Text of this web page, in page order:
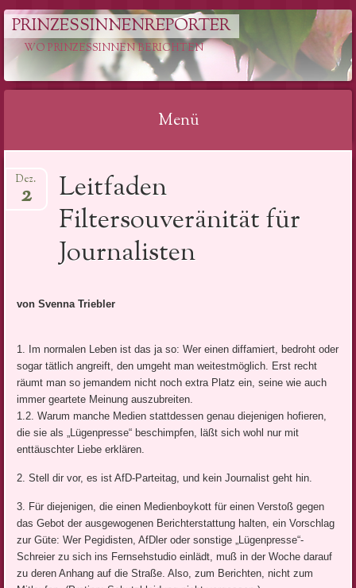
PRINZESSINNENREPORTER
WO PRINZESSINNEN BERICHTEN
Menü
zum
Leitfaden
Filtersouveränität für
Journalisten
Dez.
2
von Svenna Triebler
1. Im normalen Leben ist das ja so: Wer einen diffamiert, bedroht oder
sogar tätlich angreift, den umgeht man weitestmöglich. Erst recht
räumt man so jemandem nicht noch extra Platz ein, seine wie auch
immer geartete Meinung auszubreiten.
1.2. Warum manche Medien stattdessen genau diejenigen hofieren,
die sie als „Lügenpresse“ beschimpfen, läßt sich wohl nur mit
enttäuschter Liebe erklären.
2. Stell dir vor, es ist AfD-Parteitag, und kein Journalist geht hin.
3. Für diejenigen, die einen Medienboykott für einen Verstoß gegen
das Gebot der ausgewogenen Berichterstattung halten, ein Vorschlag
zur Güte: Wer Pegidisten, AfDler oder sonstige „Lügenpresse“-
Schreier zu sich ins Fernsehstudio einlädt, muß in der Woche darauf
zu deren Anhang auf die Straße. Also, zum Berichten, nicht zum